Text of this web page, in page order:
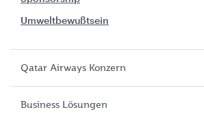
Umweltbewußtsein
Qatar Airways Konzern
Business Lösungen